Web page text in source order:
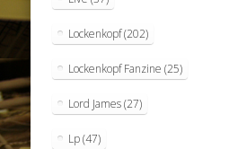
Lockenkopf(202)
Lockenkopf Fanzine (25)
Lord James(27)
Lp(47)